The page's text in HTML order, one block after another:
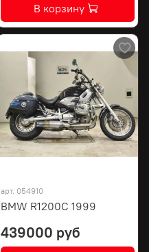
В корзину
арт. 054910
BMW R1200C 1999
439000 руб